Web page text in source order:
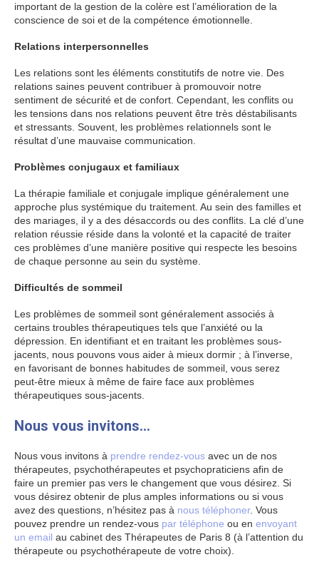
important de la gestion de la colère est l’amélioration de la
conscience de soi et de la compétence émotionnelle.
Relations interpersonnelles
Les relations sont les éléments constitutifs de notre vie. Des
relations saines peuvent contribuer à promouvoir notre
sentiment de sécurité et de confort. Cependant, les conflits ou
les tensions dans nos relations peuvent être très déstabilisants
et stressants. Souvent, les problèmes relationnels sont le
résultat d’une mauvaise communication.
Problèmes conjugaux et familiaux
La thérapie familiale et conjugale implique généralement une
approche plus systémique du traitement. Au sein des familles et
des mariages, il y a des désaccords ou des conflits. La clé d’une
relation réussie réside dans la volonté et la capacité de traiter
ces problèmes d’une manière positive qui respecte les besoins
de chaque personne au sein du système.
Difficultés de sommeil
Les problèmes de sommeil sont généralement associés à
certains troubles thérapeutiques tels que l’anxiété ou la
dépression. En identifiant et en traitant les problèmes sous-
jacents, nous pouvons vous aider à mieux dormir ; à l’inverse,
en favorisant de bonnes habitudes de sommeil, vous serez
peut-être mieux à même de faire face aux problèmes
thérapeutiques sous-jacents.
Nous vous invitons…
Nous vous invitons à prendre rendez-vous avec un de nos
thérapeutes, psychothérapeutes et psychopraticiens afin de
faire un premier pas vers le changement que vous désirez. Si
vous désirez obtenir de plus amples informations ou si vous
avez des questions, n’hésitez pas à nous téléphoner. Vous
pouvez prendre un rendez-vous par téléphone ou en envoyant
un email au cabinet des Thérapeutes de Paris 8 (à l’attention du
thérapeute ou psychothérapeute de votre choix).